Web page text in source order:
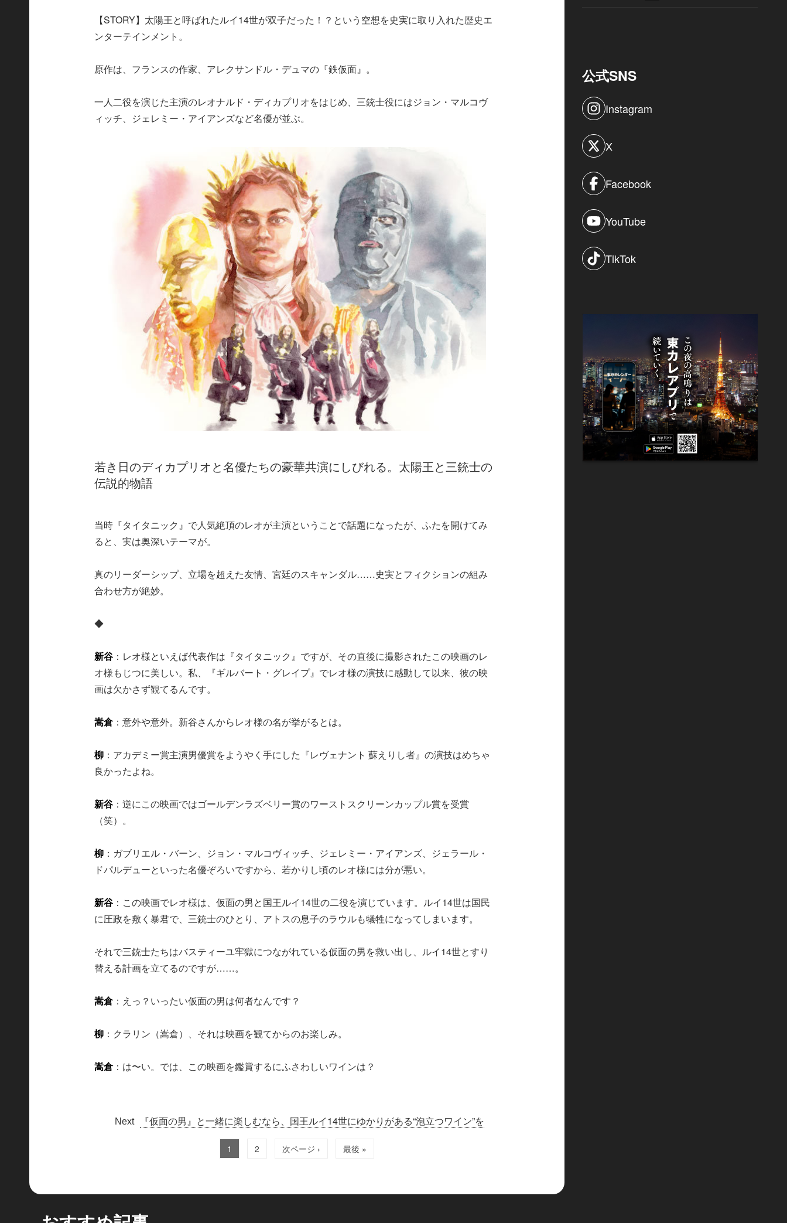
【STORY】太陽王と呼ばれたルイ14世が双子だった！？という空想を史実に取り入れた歴史エ
ンターテインメント。
原作は、フランスの作家、アレクサンドル・デュマの『鉄仮面』。
一人二役を演じた主演のレオナルド・ディカプリオをはじめ、三銃士役にはジョン・マルコヴ
ィッチ、ジェレミー・アイアンズなど名優が並ぶ。
若き日のディカプリオと名優たちの豪華共演にしびれる。太陽王と三銃士の
伝説的物語
当時『タイタニック』で人気絶頂のレオが主演ということで話題になったが、ふたを開けてみ
ると、実は奥深いテーマが。
真のリーダーシップ、立場を超えた友情、宮廷のスキャンダル……史実とフィクションの組み
合わせ方が絶妙。
◆
新谷 ：レオ様といえば代表作は『タイタニック』ですが、その直後に撮影されたこの映画のレ
オ様もじつに美しい。私、『ギルバート・グレイプ』でレオ様の演技に感動して以来、彼の映
画は欠かさず観てるんです。
嵩倉：意外や意外。新谷さんからレオ様の名が挙がるとは。
柳 ：アカデミー賞主演男優賞をようやく手にした『レヴェナント 蘇えりし者』の演技はめちゃ
良かったよね。
新谷 ：逆にこの映画ではゴールデンラズベリー賞のワーストスクリーンカップル賞を受賞
（笑）。
柳 ：ガブリエル・バーン、ジョン・マルコヴィッチ、ジェレミー・アイアンズ、ジェラール・
ドパルデューといった名優ぞろいですから、若かりし頃のレオ様には分が悪い。
新谷 ：この映画でレオ様は、仮面の男と国王ルイ14世の二役を演じています。ルイ14世は国民
に圧政を敷く暴君で、三銃士のひとり、アトスの息子のラウルも犠牲になってしまいます。
それで三銃士たちはバスティーユ牢獄につながれている仮面の男を救い出し、ルイ14世とすり
替える計画を立てるのですが……。
嵩倉：えっ？いったい仮面の男は何者なんです？
柳 ：クラリン（嵩倉）、それは映画を観てからのお楽しみ。
嵩倉：は〜い。では、この映画を鑑賞するにふさわしいワインは？
『仮面の男』と一緒に楽しむなら、国王ルイ14世にゆかりがある“泡立つワイン”を
1 2 次ページ › 最後 »
公式SNS
Instagram
X
Facebook
YouTube
TikTok